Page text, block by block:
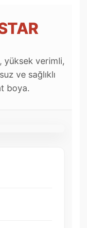
yüksek verimli,
ve sağlıklı
boya.